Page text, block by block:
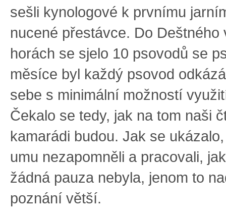
sešli kynologové k prvnímu
nucené přestávce. Do Deštného
horách se sjelo 10 psovodů se
měsíce byl každý psovod
sebe s minimální možností
Čekalo se tedy, jak na tom naši
kamarádi budou. Jak se
umu nezapomněli a pracovali,
žádná pauza nebyla, jenom to
poznání větší.